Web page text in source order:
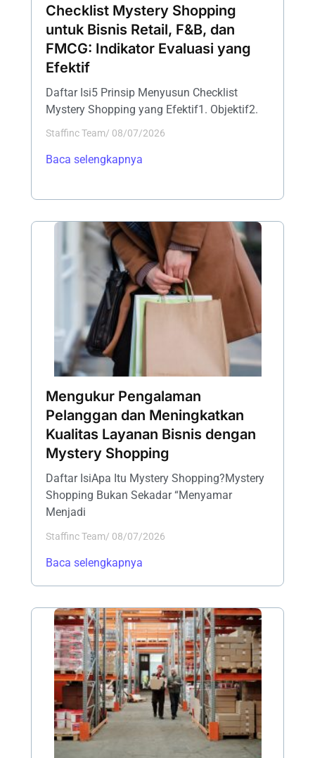
Checklist Mystery Shopping
untuk Bisnis Retail, F&B, dan
FMCG: Indikator Evaluasi yang
Efektif
Daftar Isi5 Prinsip Menyusun Checklist
Mystery Shopping yang Efektif1. Objektif2.
Staffinc Team/ 08/07/2026
Baca selengkapnya
Mengukur Pengalaman
Pelanggan dan Meningkatkan
Kualitas Layanan Bisnis dengan
Mystery Shopping
Daftar IsiApa Itu Mystery Shopping?Mystery
Shopping Bukan Sekadar “Menyamar
Menjadi
Staffinc Team/ 08/07/2026
Baca selengkapnya